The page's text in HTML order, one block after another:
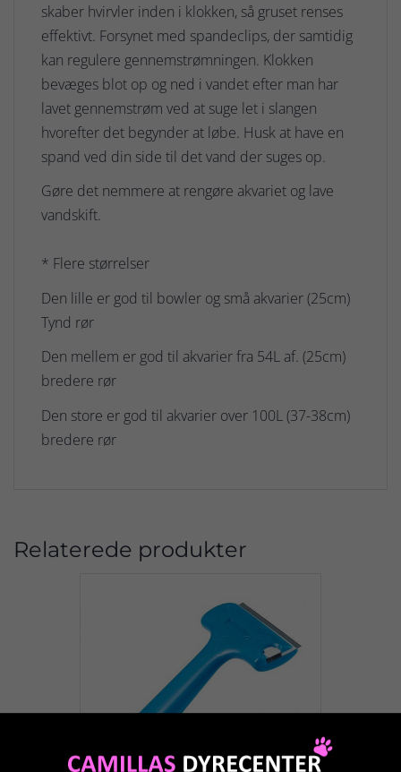
skaber hvirvler inden i klokken, så gruset renses
effektivt. Forsynet med spandeclips, der samtidig
kan regulere gennemstrømningen. Klokken
bevæges blot op og ned i vandet efter man har
lavet gennemstrøm ved at suge let i slangen
hvorefter det begynder at løbe. Husk at have en
spand ved din side til det vand der suges op.
Gøre det nemmere at rengøre akvariet og lave
vandskift.
* Flere størrelser
Den lille er god til bowler og små akvarier (25cm)
Tynd rør
Den mellem er god til akvarier fra 54L af. (25cm)
bredere rør
Den store er god til akvarier over 100L (37-38cm)
bredere rør
Relaterede produkter